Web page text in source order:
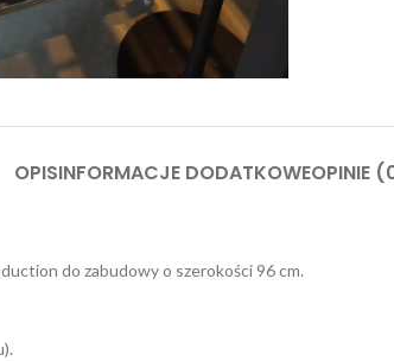
OPISINFORMACJE DODATKOWEOPINIE
do zabudowy o szerokości 96 cm.